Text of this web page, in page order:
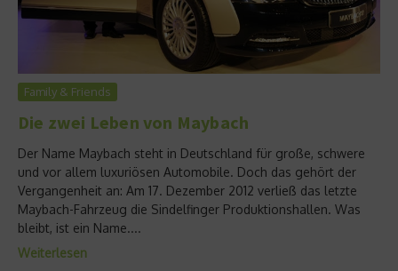
Family & Friends
Die zwei Leben von Maybach
Der Name Maybach steht in Deutschland für große, schwere
und vor allem luxuriösen Automobile. Doch das gehört der
Vergangenheit an: Am 17. Dezember 2012 verließ das letzte
Maybach-Fahrzeug die Sindelfinger Produktionshallen. Was
bleibt, ist ein Name....
Weiterlesen